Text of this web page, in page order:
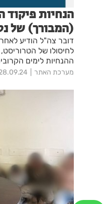
הנחיות פיקוד
(המבורך) של
דובר צה"ל הודיע
לחיסולו של
ההנחיות לימים
מערכת האתר